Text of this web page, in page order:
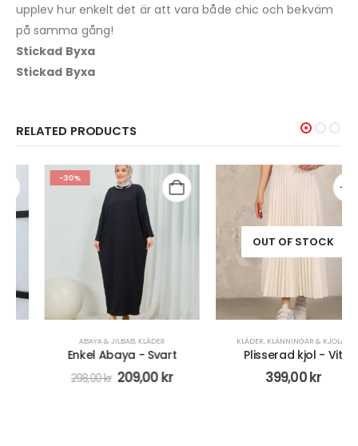
upplev hur enkelt det är att vara både chic och bekväm
på samma gång!
Stickad Byxa
Stickad Byxa
RELATED PRODUCTS
ABAYA & JILBAB, KLÄDER
Enkel Abaya - Svart
298,00kr 209,00kr
OUT OF STOCK
,KLÄNNINGAR & KJOLAR
Plisserad kjol - Vit
399,00kr